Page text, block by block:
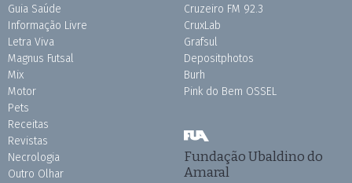
Guia Saúde
Informação Livre
Letra Viva
Magnus Futsal
Mix
Motor
Pets
Receitas
Revistas
Necrologia
Outro Olhar
Cruzeiro FM 92.3
CruxLab
Grafsul
Depositphotos
Burh
Pink do Bem OSSEL
Fundação Ubaldino do
Amaral